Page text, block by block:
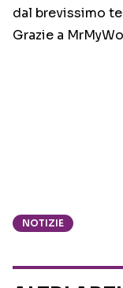
dal brevissimo
Grazie a
NOTIZIE